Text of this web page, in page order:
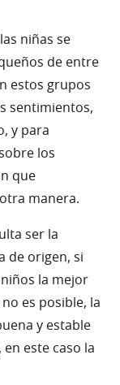
niñas se
de entre
estos grupos
sentimientos,
y para
los
que
manera.
ser la
de origen, si
la mejor
es posible, la
y estable
este caso la